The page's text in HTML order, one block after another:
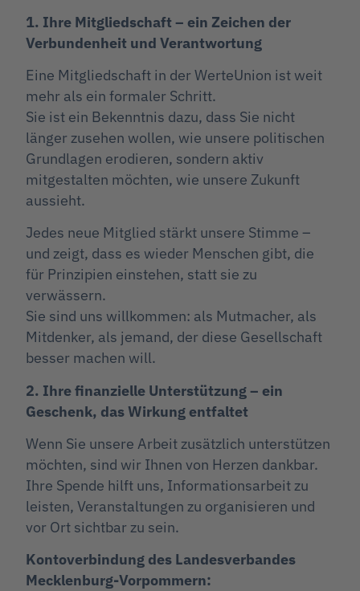
1. Ihre Mitgliedschaft – ein Zeichen der
Verbundenheit und Verantwortung
Eine Mitgliedschaft in der WerteUnion ist weit
mehr als ein formaler Schritt.
Sie ist ein Bekenntnis dazu, dass Sie nicht
länger zusehen wollen, wie unsere politischen
Grundlagen erodieren, sondern aktiv
mitgestalten möchten, wie unsere Zukunft
aussieht.
Jedes neue Mitglied stärkt unsere Stimme –
und zeigt, dass es wieder Menschen gibt, die
für Prinzipien einstehen, statt sie zu
verwässern.
Sie sind uns willkommen: als Mutmacher, als
Mitdenker, als jemand, der diese Gesellschaft
besser machen will.
2. Ihre finanzielle Unterstützung – ein
Geschenk, das Wirkung entfaltet
Wenn Sie unsere Arbeit zusätzlich unterstützen
möchten, sind wir Ihnen von Herzen dankbar.
Ihre Spende hilft uns, Informationsarbeit zu
leisten, Veranstaltungen zu organisieren und
vor Ort sichtbar zu sein.
Kontoverbindung des Landesverbandes
Mecklenburg-Vorpommern: